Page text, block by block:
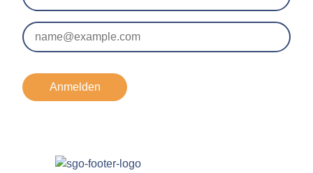
Anmelden